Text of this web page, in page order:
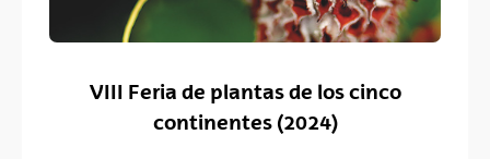
VIII Feria de plantas de los cinco
continentes (2024)